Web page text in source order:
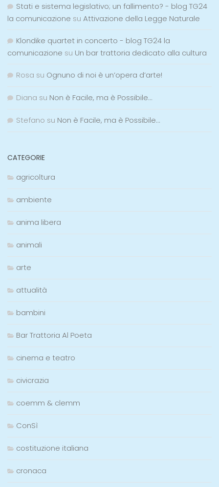
Stati e sistema legislativo; un fallimento? - blog TG24
la comunicazione su Attivazione della Legge Naturale
Klondike quartet in concerto - blog TG24 la
comunicazione su Un bar trattoria dedicato alla cultura
Rosa su Ognuno di noi è un’opera d’arte!
Diana su Non è Facile, ma è Possibile…
Stefano su Non è Facile, ma è Possibile…
CATEGORIE
agricoltura
ambiente
anima libera
animali
arte
attualità
bambini
Bar Trattoria Al Poeta
cinema e teatro
civicrazia
coemm & clemm
ConSì
costituzione italiana
cronaca